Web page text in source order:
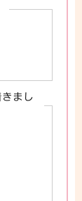
まし